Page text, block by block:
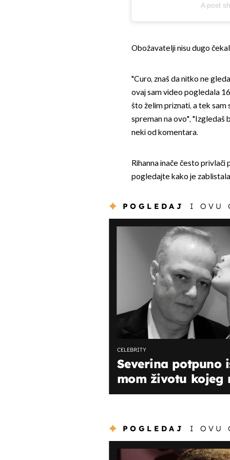
A post
Obožavatelji nisu dugo
"Curo, znaš da nitko ne
ovaj sam video pogledala
što želim priznati, a tek sam
spreman na ovo", "Izgledaš
neki od komentara.
Rihanna inače često
pogledajte kako je
POGLEDAJ I OVU
CELEBRITY
Severina potpuno
mom životu
POGLEDAJ I OVU